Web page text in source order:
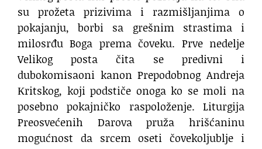
su prožeta prizivima i razmišljanjima o
pokajanju, borbi sa grešnim strastima i
milosrđu Boga prema čoveku. Prve nedelje
Velikog posta čita se predivni i
dubokomisaoni kanon Prepodobnog Andreja
Кritskog, koji podstiče onoga ko se moli na
posebno pokajničko raspoloženje. Liturgija
Preosvećenih Darova pruža hrišćaninu
mogućnost da srcem oseti čovekoljublje i